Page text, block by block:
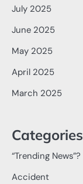
July 2025
June 2025
May 2025
April 2025
March 2025
Categories
“Trending News”?
Accident